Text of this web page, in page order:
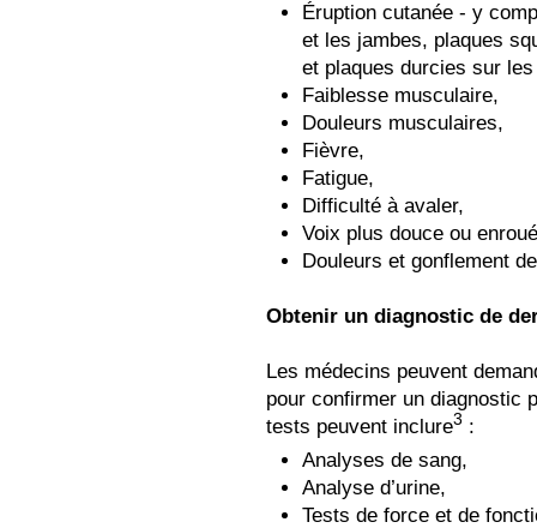
Éruption cutanée - y
et les jambes, plaques
et plaques durcies sur
Faiblesse musculaire,
Douleurs musculaires,
Fièvre,
Fatigue,
Difficulté à avaler,
Voix plus douce ou
Douleurs et gonflement
Obtenir un diagnostic de
Les médecins peuvent
pour confirmer un diagnostic
tests peuvent inclure3 :
Analyses de sang,
Analyse d’urine,
Tests de force et de